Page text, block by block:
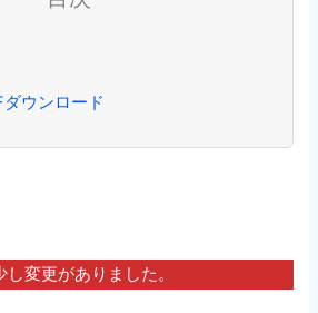
ダウンロード
変更がありました。